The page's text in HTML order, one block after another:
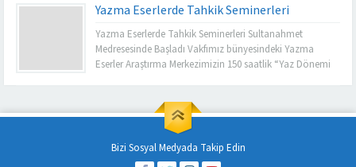
edilen “Arkeolojik Yazma Eserlerin Korunması, Teknik
Terimleri ve Sanatları” isimli tahkik kursu 15 gün
boyunca online ve yüz yüze olarak gerçekleştirilecektir.
Program kapsamında Yazma...
Yazma Eserlerde Tahkik Seminerleri
Yazma Eserlerde Tahkik Seminerleri Sultanahmet
Medresesinde Başladı Vakfımız bünyesindeki Yazma
Eserler Araştırma Merkezimizin 150 saatlik “Yaz Dönemi
çalışmaları kapsamında dünyanın farklı ülkelerinden
başvuran 700’den fazla aday arasından seçilen toplam
150 katılımcı çevrimiçi ve yüz yüze olarak seminerleri
takip etmeye...
Bizi Sosyal Medyada Takip Edin